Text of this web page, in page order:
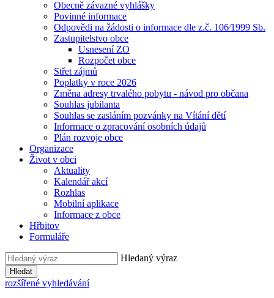
Obecně závazné vyhlášky
Povinné informace
Odpovědi na žádosti o informace dle z.č. 106⁄1999 Sb.
Zastupitelstvo obce
Usnesení ZO
Rozpočet obce
Střet zájmů
Poplatky v roce 2026
Změna adresy trvalého pobytu - návod pro občana
Souhlas jubilanta
Souhlas se zasláním pozvánky na Vítání dětí
Informace o zpracování osobních údajů
Plán rozvoje obce
Organizace
Život v obci
Aktuality
Kalendář akcí
Rozhlas
Mobilní aplikace
Informace z obce
Hřbitov
Formuláře
Hledaný výraz
Hledat
rozšířené vyhledávání